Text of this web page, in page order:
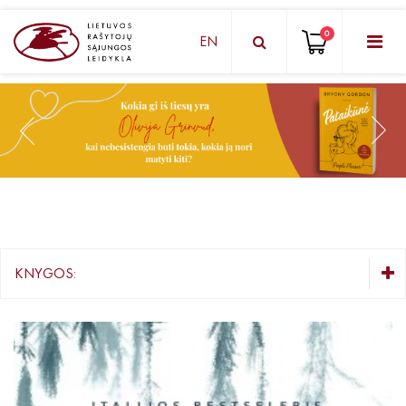
KNYGŲ DĖŽUTĖ - STAIGMENA
Grožinė literatūra
Knygos su autografais
KNYGOS PIGIAU
EN 0
KNYGOS:
Grožinė literatūra
Knygos vaikams ir paaugliams
Negrožinė literatūra